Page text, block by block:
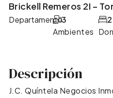
Brickell Remeros 2I –
Departamento
Ambientes
3
2
Descripción
J.C. Quíntela Negocios